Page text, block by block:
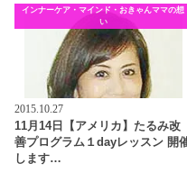
インナーケア・マインド・おきゃんママの想
い
2015.10.27
11月14日【アメリカ】たるみ改
善プログラム１dayレッスン 開
します…